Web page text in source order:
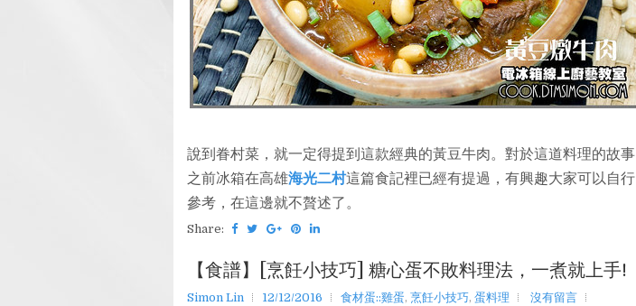
說到眷村菜，就一定得提到這款經典的黃豆牛肉。對於這道料理的故事
之前冰箱在高雄海光二村這篇食記裡已經有提過，有興趣大家可以自行
參考，在這邊就不贅述了。
Share:
【食譜】[烹飪小技巧] 糖心蛋不敗料理法，一煮就上手!
Simon Lin 12/12/2016 食材蛋::雞蛋, 烹飪小技巧, 蛋料理 沒有留言